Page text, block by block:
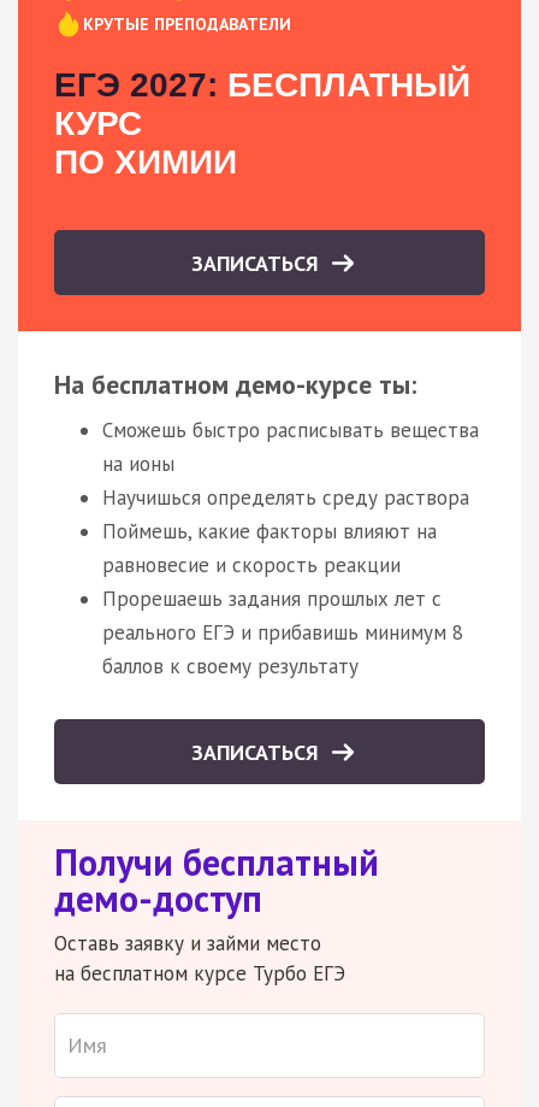
КРУТЫЕ ПРЕПОДАВАТЕЛИ
ЕГЭ 2027: БЕСПЛАТНЫЙ
КУРС
ПО ХИМИИ
ЗАПИСАТЬСЯ
На бесплатном демо-курсе ты:
Сможешь быстро расписывать вещества
на ионы
Научишься определять среду раствора
Поймешь, какие факторы влияют на
равновесие и скорость реакции
Прорешаешь задания прошлых лет с
реального ЕГЭ и прибавишь минимум 8
баллов к своему результату
ЗАПИСАТЬСЯ
Получи бесплатный
демо-доступ
Оставь заявку и займи место
на бесплатном курсе Турбо ЕГЭ